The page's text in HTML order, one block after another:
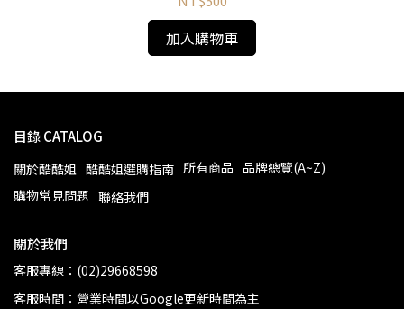
加入購物車
目錄 CATALOG
關於酷酷姐 酷酷姐選購指南 所有商品 品牌總覽(A~Z)
購物常見問題 聯絡我們
關於我們
客服專線：(02)29668598
客服時間：營業時間以Google更新時間為主